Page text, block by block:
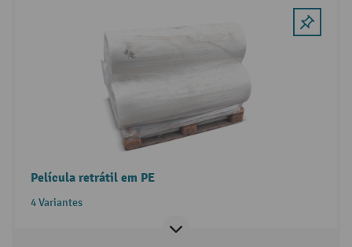
Película retrátil em PE
4 Variantes